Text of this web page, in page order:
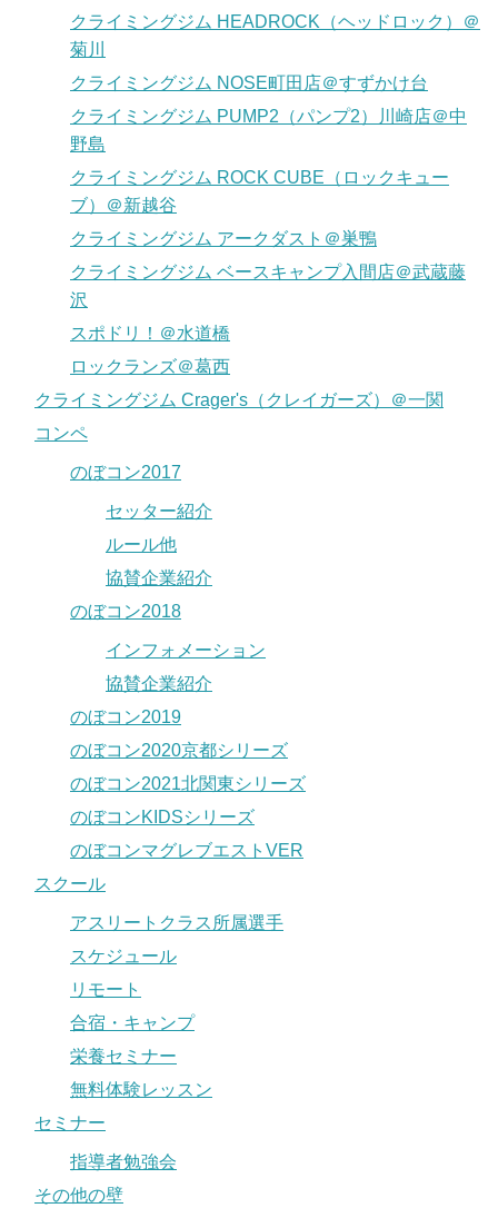
クライミングジム HEADROCK（ヘッドロック）＠
菊川
クライミングジム NOSE町田店＠すずかけ台
クライミングジム PUMP2（パンプ2）川崎店＠中
野島
クライミングジム ROCK CUBE（ロックキュー
ブ）＠新越谷
クライミングジム アークダスト＠巣鴨
クライミングジム ベースキャンプ入間店＠武蔵藤
沢
スポドリ！＠水道橋
ロックランズ＠葛西
クライミングジム Crager's（クレイガーズ）＠一関
コンペ
のぼコン2017
セッター紹介
ルール他
協賛企業紹介
のぼコン2018
インフォメーション
協賛企業紹介
のぼコン2019
のぼコン2020京都シリーズ
のぼコン2021北関東シリーズ
のぼコンKIDSシリーズ
のぼコンマグレブエストVER
スクール
アスリートクラス所属選手
スケジュール
リモート
合宿・キャンプ
栄養セミナー
無料体験レッスン
セミナー
指導者勉強会
その他の壁